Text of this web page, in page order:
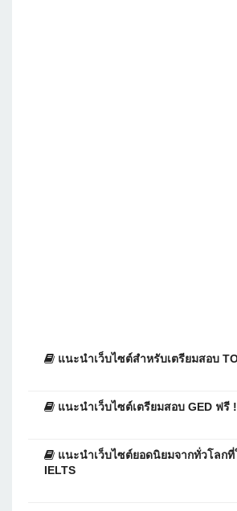
แนะนำเว็บไซต์สำหรับเตรียมสอบ
แนะนำเว็บไซต์เตรียมสอบ GED ฟรี
แนะนำเว็บไซต์ยอดนิยมจากทั่วโลกที่
IELTS